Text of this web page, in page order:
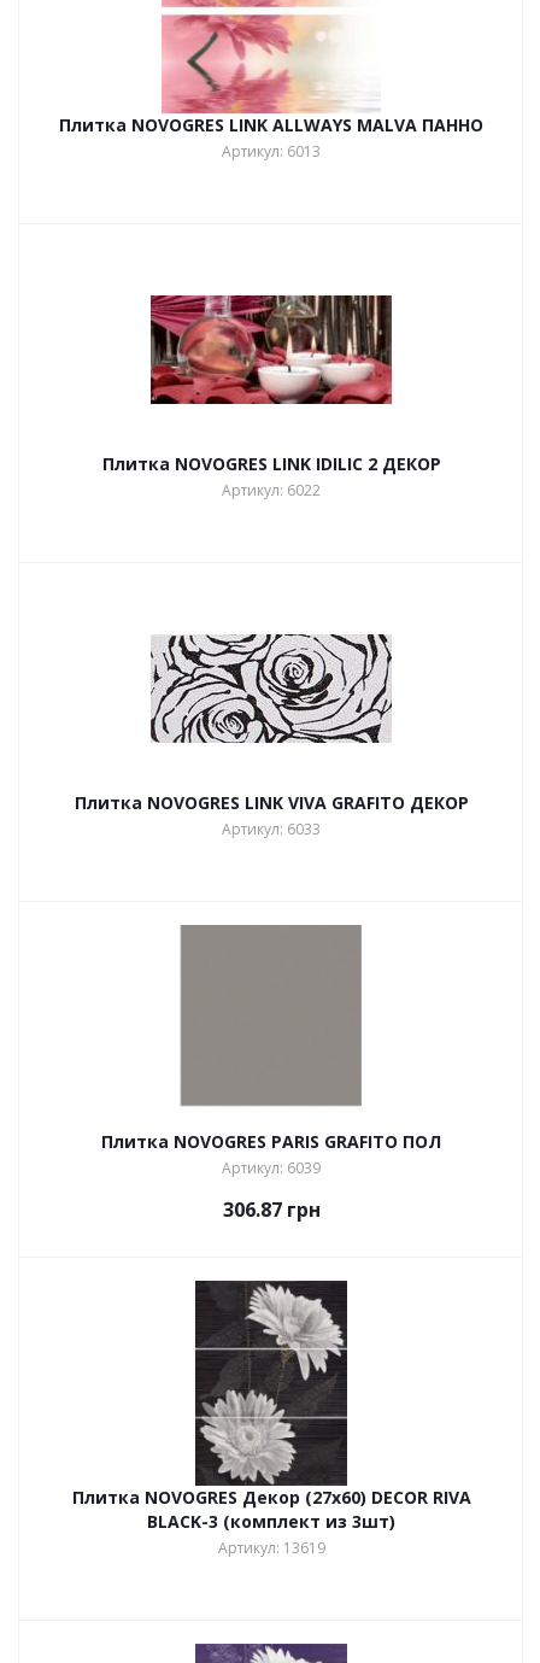
Плитка NOVOGRES LINK ALLWAYS MALVA ПАННО
Артикул: 6013
Плитка NOVOGRES LINK IDILIC 2 ДЕКОР
Артикул: 6022
Плитка NOVOGRES LINK VIVA GRAFITO ДЕКОР
Артикул: 6033
Плитка NOVOGRES PARIS GRAFITO ПОЛ
Артикул: 6039
306.87грн
Плитка NOVOGRES Декор (27х60) DECOR RIVA
BLACK-3 (комплект из 3шт)
Артикул: 13619